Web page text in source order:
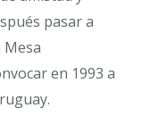
pasar a
en 1993 a